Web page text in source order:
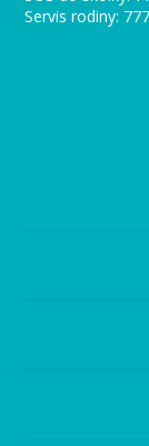
Servis rodiny: